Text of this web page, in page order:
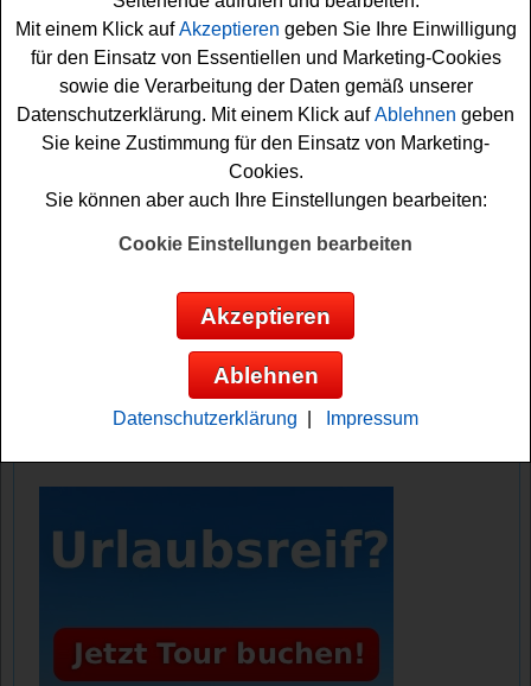
JahresvorratHundefutter sowie 100 Testpakete auf
glückliche Gewinner.
Falls Sie an dem Rinti Gewinnspiel kostenlos teilnehmen
möchten, müssen Sie nur kurz das kleine Formular
ausfüllen. Denn nur so können Sie sich Ihre
Gewinnchance sichern. Vielleicht haben Sie ja Glück
und können dasHundefutteroder den tollen
Hotelaufenthalt gewinnen? Viel Eroflg!
Rinti verlost einen schönen
Hotelaufenthalt, 10x einen Jahresvorrat
100 Testpakete Hundefutter
Anzeige:
Mit einem Klick aufAkzeptieren geben Sie Ihre Einwilligung
für den Einsatz von Essentiellen und Marketing-Cookies
sowie die Verarbeitung der Daten gemäß unserer
Datenschutzerklärung. Mit einem Klick aufAblehnen geben
Sie keine Zustimmung für den Einsatz von Marketing-
Cookies.
Sie können aber auch Ihre Einstellungen bearbeiten:
Cookie Einstellungen bearbeiten
Akzeptieren
Ablehnen
Datenschutzerklärung Impressum